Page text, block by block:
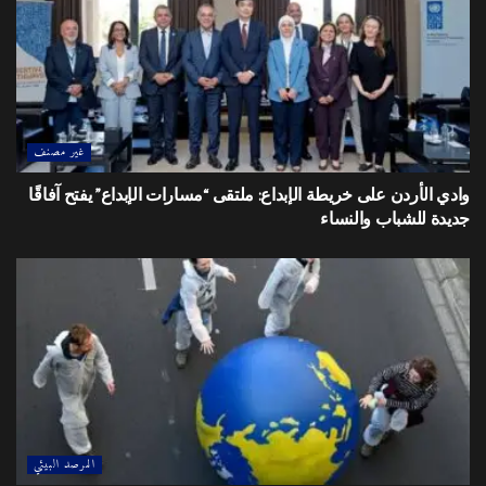
والقاضي العسكري الرائد صفوان الزعبي وبحضور مدعي عام
امن الدولة.
المتهمون الأربعة الموقوفين على ذمة القضية نفوا تهم المؤامرة
بقصد القيام بأعمال ارهابية خلافا لأحكام المادتين 7/ز و 7/
ط من قانون منع الإرهاب رقم 55 لسنه 2006 وتعديلاته
وبدلالة المادة (2 ً ) من ذات القانون بالنسبة للمتهمين الأول
والثاني والثالث والرابع وتهمة الترويج لأفكار جماعة إرهابية
خلافا لأحكام المادتين 3/ه و 7/ج من قانون منع الارهاب
رقم 55
لسنه 2006 وتعديلاته بالنسبه للمتهمين جميعا .
وقالت لائحة الاتهام ان المتهمين من سكان مدينة معان
وتربطهم علاقة صداقة فيما بينهم حيث ان المتهم الاول يملك
محل في مدينة معان ويعمل لديه كل من المتهمين الثالث
غير مصنف
وادي الأردن على خريطة الإبداع: ملتقى “مسارات الإبداع” يفتح آفاقًا
جديدة للشباب والنساء
المرصد البيئي